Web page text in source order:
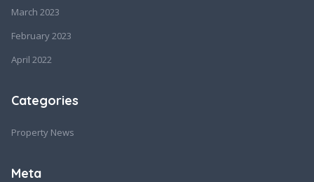
March 2023
February 2023
April 2022
Categories
Property News
Meta